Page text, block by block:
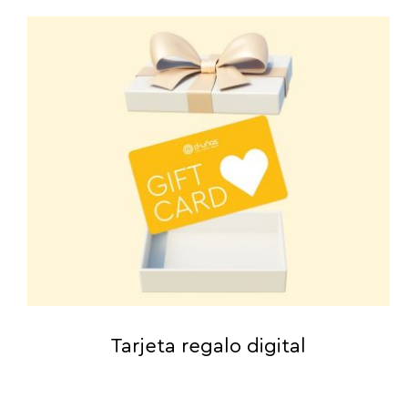
Tarjeta regalo digital